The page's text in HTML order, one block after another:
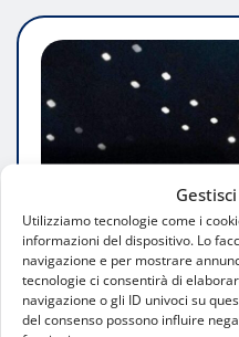
Utilizziamo tecnologie come i
informazioni del dispositivo. Lo
navigazione e per mostrare
tecnologie ci consentirà di
navigazione o gli ID univoci su
del consenso possono influire